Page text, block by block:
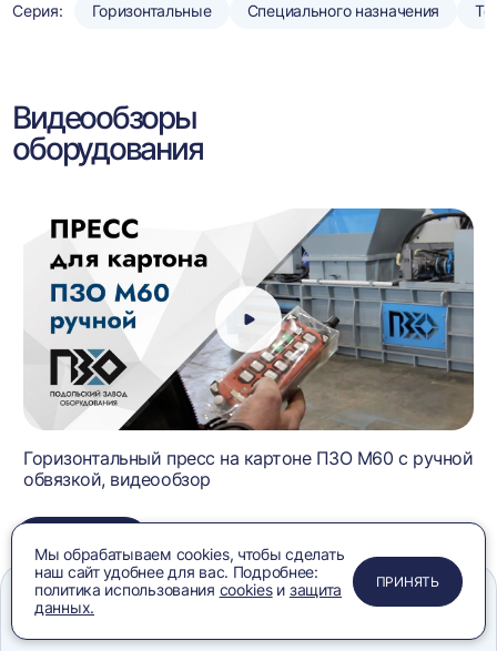
Серия: Горизонтальные Специального назначения
Видеообзоры
оборудования
Горизонтальный пресс на картоне ПЗО М60 с ручной
обвязкой, видеообзор
ВСЕ ВИДЕО
ПРИМЕНИТЬ
ЗАКРЫТЬ
ЗАКРЫТЬ
ЗАКРЫТЬ
Мы обрабатываем cookies, чтобы сделать
наш сайт удобнее для вас. Подробнее:
политика использования cookiesи защита
данных.
ПРИНЯТЬ